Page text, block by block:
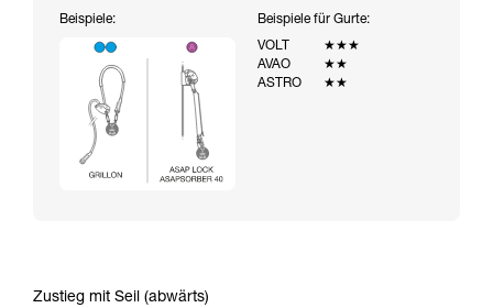
Beispiele:
Beispiele für Gurte:
VOLT
★★★
AVAO
★★
ASTRO
★★
Zustieg mit Seil (abwärts)